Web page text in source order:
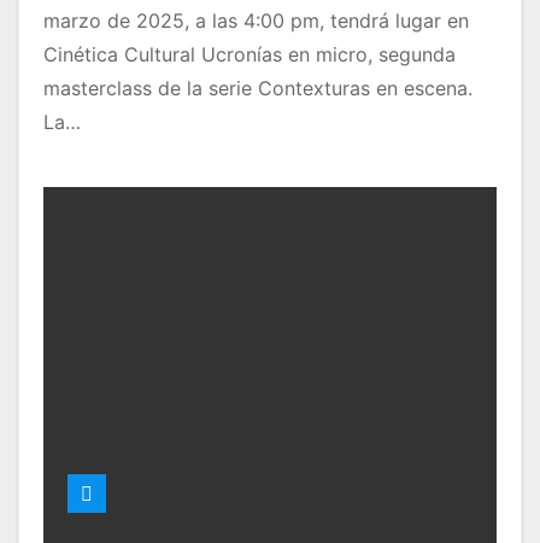
marzo de 2025, a las 4:00 pm, tendrá lugar en
Cinética Cultural Ucronías en micro, segunda
masterclass de la serie Contexturas en escena.
La…